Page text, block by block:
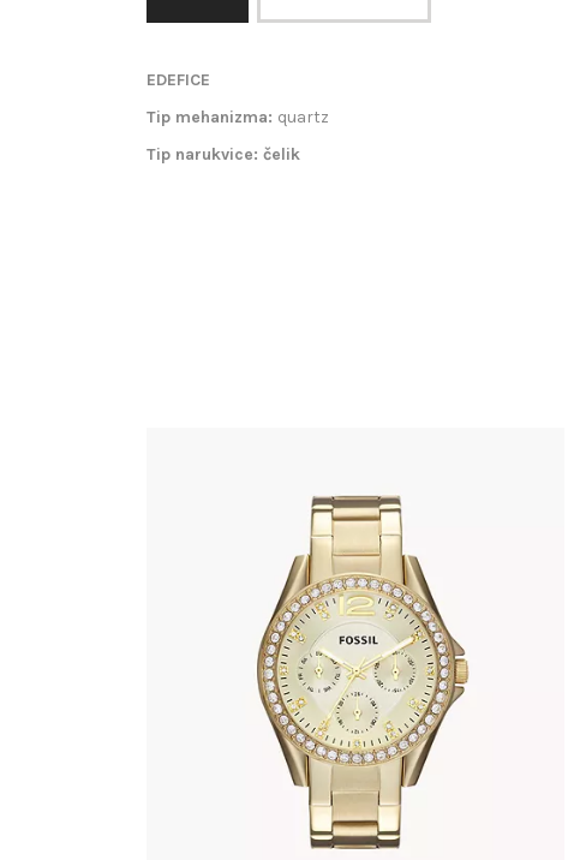
EDEFICE
Tip mehanizma: quartz
Tip narukvice: čelik
FOSSIL ES3203
345. 00 KM